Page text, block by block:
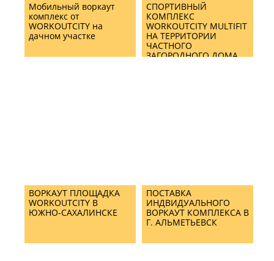
Мобильный воркаут
комплекс от
WORKOUTCITY на
дачном участке
СПОРТИВНЫЙ
КОМПЛЕКС
WORKOUTCITY MULTIFIT
НА ТЕРРИТОРИИ
ЧАСТНОГО
ЗАГОРОДНОГО ДОМА
ВОРКАУТ ПЛОЩАДКА
WORKOUTCITY В
ЮЖНО-САХАЛИНСКЕ
ПОСТАВКА
ИНДВИДУАЛЬНОГО
ВОРКАУТ КОМПЛЕКСА В
Г. АЛЬМЕТЬЕВСК